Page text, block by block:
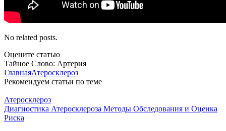
No related posts.
Оцените статью
Тайное Слово: Артерия
ГлавнаяАтеросклероз
Рекомендуем статьи по теме
Атеросклероз
Диагностика Атеросклероза Методы Обследования и Оценка
Риска